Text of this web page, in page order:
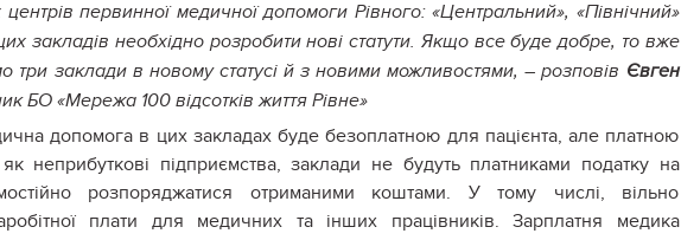
первинної медичної допомоги Рівного: «Центральний», «Північний»
закладів необхідно розробити нові статути. Якщо все буде добре, то вже
три заклади в новому статусі й з новими можливостями, – розповів Євген
БО «Мережа 100 відсотків життя Рівне»
допомога в цих закладах буде безоплатною для пацієнта, але платною
неприбуткові підприємства, заклади не будуть платниками податку на
розпоряджатися отриманими коштами. У тому числі, вільно
плати для медичних та інших працівників. Зарплатня медика